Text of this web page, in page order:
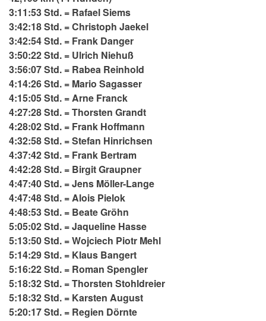
3:11:53 Std. = Rafael Siems
3:42:18 Std. = Christoph Jaekel
3:42:54 Std. = Frank Danger
3:50:22 Std. = Ulrich Niehuß
3:56:07 Std. = Rabea Reinhold
4:14:26 Std. = Mario Sagasser
4:15:05 Std. = Arne Franck
4:27:28 Std. = Thorsten Grandt
4:28:02 Std. = Frank Hoffmann
4:32:58 Std. = Stefan Hinrichsen
4:37:42 Std. = Frank Bertram
4:42:28 Std. = Birgit Graupner
4:47:40 Std. = Jens Möller-Lange
4:47:48 Std. = Alois Pielok
4:48:53 Std. = Beate Gröhn
5:05:02 Std. = Jaqueline Hasse
5:13:50 Std. = Wojciech Piotr Mehl
5:14:29 Std. = Klaus Bangert
5:16:22 Std. = Roman Spengler
5:18:32 Std. = Thorsten Stohldreier
5:18:32 Std. = Karsten August
5:20:17 Std. = Regien Dörnte